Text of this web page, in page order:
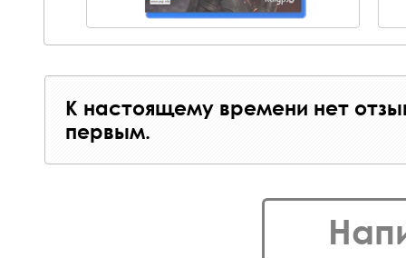
К настоящему времени нет
первым.